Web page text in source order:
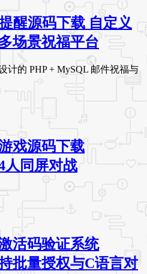
醒源码下载 自定义
场景祝福平台
计的 PHP + MySQL 邮件祝福与
戏源码下载
人同屏对战
活码验证系统
批量授权与C语言对